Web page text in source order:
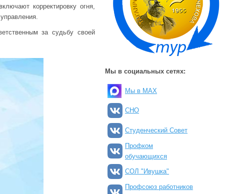
корректировку огня,
за судьбу своей
Мы в социальных сетях:
Мы в MAX
СНО
Студенческий Совет
Профком
обучающихся
СОЛ "Ивушка"
Профсоюз работников